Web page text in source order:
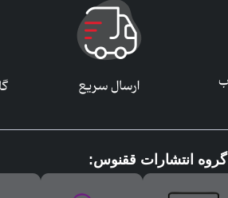
گروه انتشارات ققنوس: